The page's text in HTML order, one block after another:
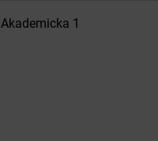
Akademicka 1